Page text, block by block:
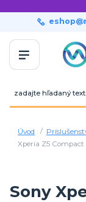
Úvod
Xperia Z5 Compact
Sony